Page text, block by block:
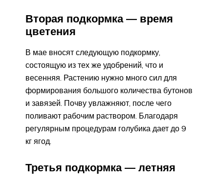
Вторая подкормка — время
цветения
В мае вносят следующую подкормку,
состоящую из тех же удобрений, что и
весенняя. Растению нужно много сил для
формирования большого количества бутонов
и завязей. Почву увлажняют, после чего
поливают рабочим раствором. Благодаря
регулярным процедурам голубика дает до 9
кг ягод.
Третья подкормка — летняя